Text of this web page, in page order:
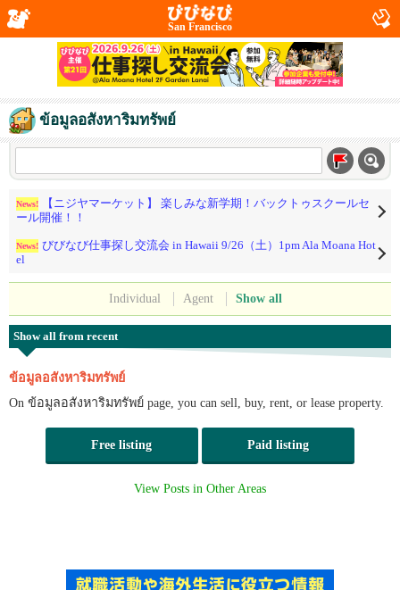
San Francisco
ข้อมูลอสังหาริมทรัพย์
News!
【ニジヤマーケット】 楽しみな新学期！バックトゥスクールセ
ール開催！！
News! びびなび仕事探し交流会 in Hawaii 9/26（土）1pm Ala Moana Hot
el
Individual Agent Show all
Show all from recent
ข้อมูลอสังหาริมทรัพย์
On ข้อมูลอสังหาริมทรัพย์ page, you can sell, buy, rent, or lease property.
Free listing Paid listing
View Posts in Other Areas